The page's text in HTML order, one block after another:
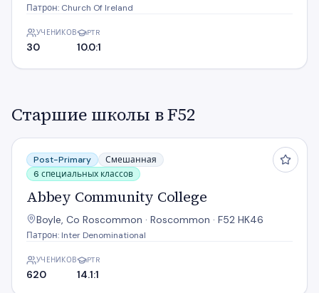
Патрон: Church Of Ireland
УЧЕНИКОВ
30
PTR
10.0:1
Старшие школы в F52
Abbey Community College
Post-Primary
Смешанная
6 специальных классов
Abbey Community College
Boyle, Co Roscommon · Roscommon · F52 HK46
Патрон: Inter Denominational
УЧЕНИКОВ
620
PTR
14.1:1